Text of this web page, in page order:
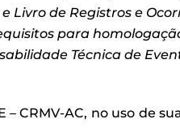
Livro de Registros e
para homologa
Técnica de
– CRMV-AC, no uso de